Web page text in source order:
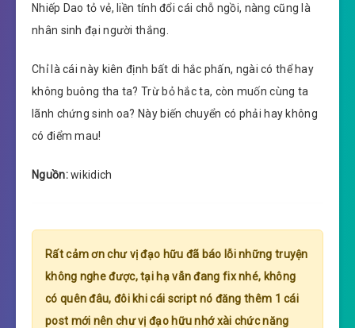
Nhiếp Dao tỏ vẻ, liền tính đổi cái chỗ ngồi, nàng cũng là
nhân sinh đại người thắng.
Chỉ là cái này kiên định bất di hắc phấn, ngài có thể hay
không buông tha ta? Trừ bỏ hắc ta, còn muốn cùng ta
lãnh chứng sinh oa? Này biến chuyển có phải hay không
có điểm mau!
Nguồn:wikidich
Rất cảm ơn chư vị đạo hữu đã báo lỗi những truyện
không nghe được, tại hạ vẫn đang fix nhé, không
có quên đâu, đôi khi cái script nó đăng thêm 1 cái
post mới nên chư vị đạo hữu nhớ xài chức năng